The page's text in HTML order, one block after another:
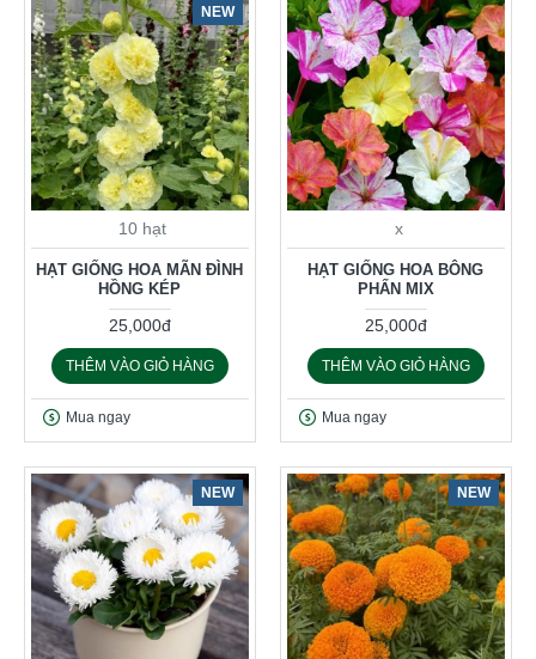
NEW
10 hạt
HẠT GIỐNG HOA MÃN ĐÌNH
HỒNG KÉP
25,000đ
THÊM VÀO GIỎ HÀNG
Mua ngay
x
HẠT GIỐNG HOA BÔNG
PHẤN MIX
25,000đ
THÊM VÀO GIỎ HÀNG
Mua ngay
NEW NEW